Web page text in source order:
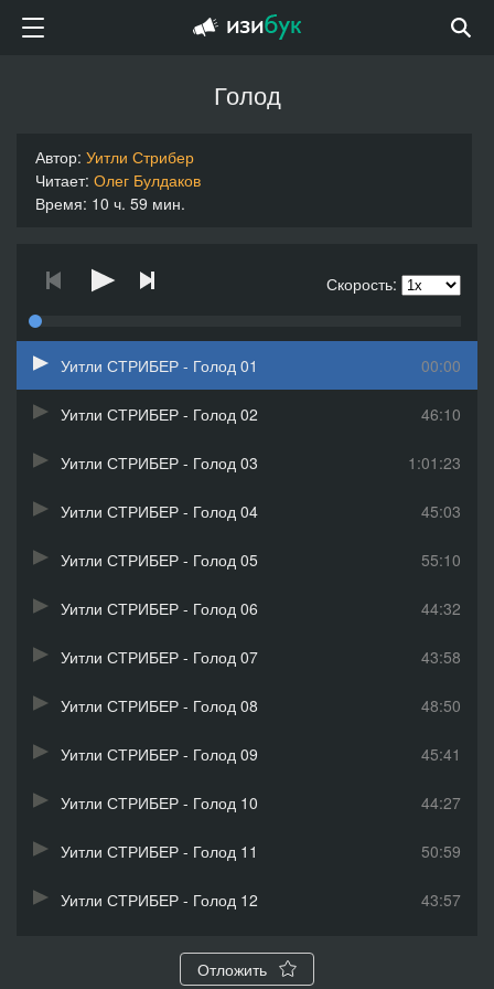
Голод
Автор: Уитли Стрибер
Читает: Олег Булдаков
Время: 10 ч. 59 мин.
Скорость:
00:00
Уитли СТРИБЕР - Голод 01
46:10
Уитли СТРИБЕР - Голод 02
1:01:23
Уитли СТРИБЕР - Голод 03
45:03
Уитли СТРИБЕР - Голод 04
55:10
Уитли СТРИБЕР - Голод 05
44:32
Уитли СТРИБЕР - Голод 06
43:58
Уитли СТРИБЕР - Голод 07
48:50
Уитли СТРИБЕР - Голод 08
45:41
Уитли СТРИБЕР - Голод 09
44:27
Уитли СТРИБЕР - Голод 10
50:59
Уитли СТРИБЕР - Голод 11
43:57
Уитли СТРИБЕР - Голод 12
Уитли СТРИБЕР - Голод 13
Отложить